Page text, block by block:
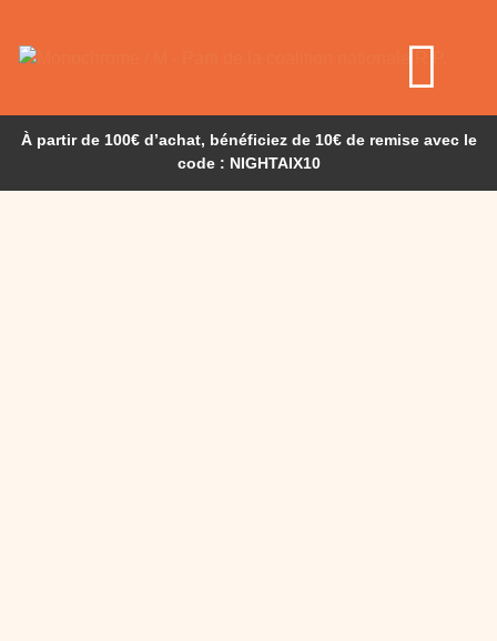
À partir de 100€ d’achat, bénéficiez de 10€ de remise avec le
code : NIGHTAIX10